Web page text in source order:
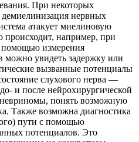
При некоторых
демиелинизация нервных
атакует миелиновую
происходит, например, при
помощью измерения
можно увидеть задержку или
вызванные потенциалы
слухового нерва —
и после нейрохирургической
понять возможную
Также возможна диагностика
пути с помощью
потенциалов. Это